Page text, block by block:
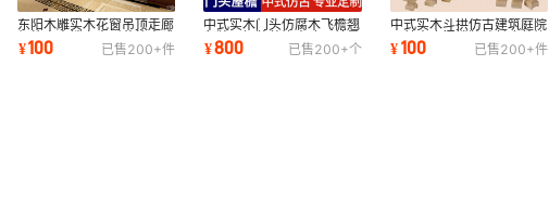
东阳木雕实木花窗吊顶走廊
灯格实木镂空方形花格中式
仿古装修挂件
¥100 已售200+件
中式实木门头仿腐木飞檐翘
角牌匾招牌装饰古建园林景
观屋檐门楼
¥800 已售200+个
中式实木斗拱仿古建筑庭院
园林寺庙门楼牌坊长廊装饰
木质斗拱装修
¥100 已售200+件